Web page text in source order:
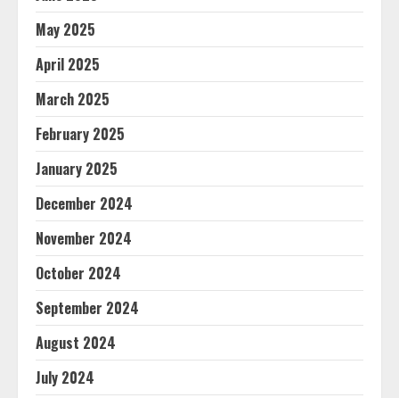
May 2025
April 2025
March 2025
February 2025
January 2025
December 2024
November 2024
October 2024
September 2024
August 2024
July 2024